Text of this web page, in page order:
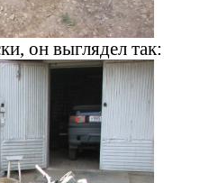
он выглядел так: